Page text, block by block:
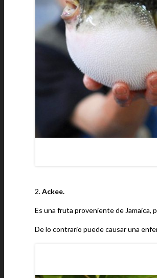
2.Ackee.
Es una fruta proveniente de Jamaica,
De lo contrario puede causar una